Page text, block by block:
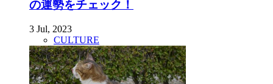
の運勢をチェック！
3 Jul, 2023
CULTURE